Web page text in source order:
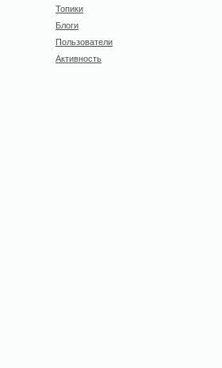
Топики
Блоги
Пользователи
Активность